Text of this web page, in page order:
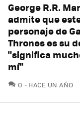
George R.R.
admite que
personaje de
Thrones es su
"significa
mí"
0 COMENTARIOS
HACE UN AÑO